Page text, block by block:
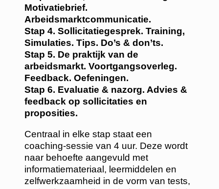
Motivatiebrief.
Arbeidsmarktcommunicatie.
Stap 4. Sollicitatiegesprek. Training,
Simulaties. Tips. Do’s & don’ts.
Stap 5. De praktijk van de
arbeidsmarkt. Voortgangsoverleg.
Feedback. Oefeningen.
Stap 6. Evaluatie & nazorg. Advies &
feedback op sollicitaties en
proposities.
Centraal in elke stap staat een
coaching-sessie van 4 uur. Deze wordt
naar behoefte aangevuld met
informatiemateriaal, leermiddelen en
zelfwerkzaamheid in de vorm van tests,